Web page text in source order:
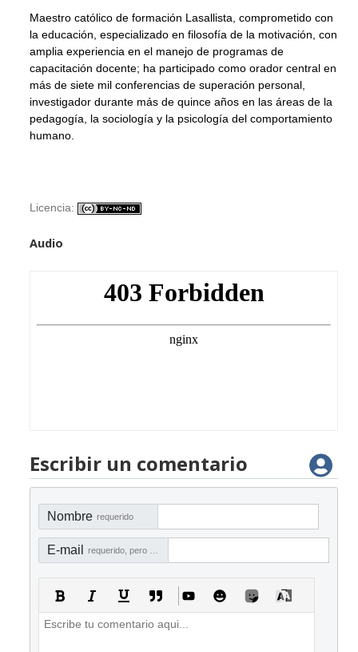
Maestro católico de formación Lasallista, comprometido con
la educación, especializado en filosofía de la motivación, con
amplia experiencia en el manejo de programas de
capacitación docente; ha participado como orador central en
más de siete mil conferencias de superación personal,
investigador durante más de quince años en las áreas de la
pedagogía, la sociología y la psicología del comportamiento
humano.
Licencia:
Audio
Escribir un comentario
Nombre requerido
E-mail